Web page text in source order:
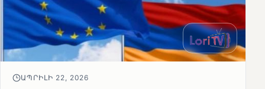
ԱՊՐԻԼԻ 22, 2026